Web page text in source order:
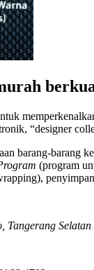
“designer
barang-barang
(program
Tangerang Selatan